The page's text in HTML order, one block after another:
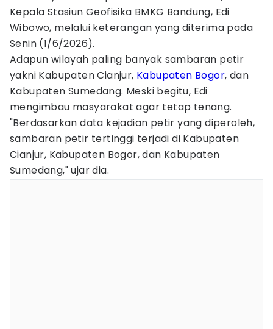
Kepala Stasiun Geofisika BMKG Bandung, Edi
Wibowo, melalui keterangan yang diterima pada
Senin (1/6/2026).
Adapun wilayah paling banyak sambaran petir
yakni Kabupaten Cianjur, Kabupaten Bogor, dan
Kabupaten Sumedang. Meski begitu, Edi
mengimbau masyarakat agar tetap tenang.
"Berdasarkan data kejadian petir yang diperoleh,
sambaran petir tertinggi terjadi di Kabupaten
Cianjur, Kabupaten Bogor, dan Kabupaten
Sumedang," ujar dia.